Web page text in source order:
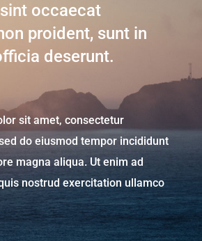
occaecat
proident, sunt in
deserunt.
sit amet, consectetur
do eiusmod tempor incididunt
magna aliqua. Ut enim ad
nostrud exercitation ullamco